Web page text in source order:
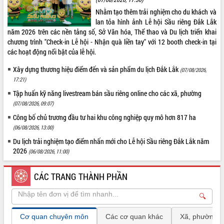
Diễn đàn Kinh tế tư nhân Việt Nam đột phá cơ chế
- Hợp tác công tư
Đề án 06 tạo bước ngoặt đột phá trong cải cách
hành chính tỉnh Đắk Lắk
Kết nối tour, đẩy mạnh chuyển đổi số để phát
triển du lịch Đắk Lắk
Khởi động Dự án Đầu tư xây dựng hạ tầng kỹ
thuật Cụm công nghiệp Tân Tiến
Gặp mặt các cơ quan báo chí nhân Kỷ niệm 101
Đắk Lắk sơ kết 4 năm triển khai thực hiện Đề án
06 của Chính phủ
Họp báo thông tin về Hội nghị Công bố Quy hoạch
và Xúc tiến đầu tư tỉnh Đắk Lắk
Khơi thông điểm nghẽn, đẩy nhanh giải ngân vốn
khắc phục thiên tai
HĐND tỉnh thông qua điều chỉnh Quy hoạch tỉnh
thời kỳ 2021-2030
Hội thảo góp ý hồ sơ điều chỉnh quy hoạch tỉnh
BÌNH CHỌN
Xin ý kiến đánh giá về giao diện, nội
dung, chất lượng cung cấp thông tin
của Cổng thông tin điện tử tỉnh
Rất tốt
Tốt
Trung bình
Kém
Rất kém
Bình chọn Kết quả
Nhằm tạo thêm trải nghiệm cho du khách và
lan tỏa hình ảnh Lễ hội Sầu riêng Đắk Lắk
năm 2026 trên các nền tảng số, Sở Văn hóa, Thể thao và Du lịch triển khai
chương trình "Check-in Lễ hội - Nhận quà liền tay" với 12 booth check-in tại
các hoạt động nổi bật của lễ hội.
Xây dựng thương hiệu điểm đến và sản phẩm du lịch Đắk Lắk (07/08/2026,
17:21)
Tập huấn kỹ năng livestream bán sầu riêng online cho các xã, phường
(07/08/2026, 09:07)
Công bố chủ trương đầu tư hai khu công nghiệp quy mô hơn 817 ha
(06/08/2026, 13:00)
Du lịch trải nghiệm tạo điểm nhấn mới cho Lễ hội Sầu riêng Đắk Lắk năm
2026 (06/08/2026, 11:00)
CÁC TRANG THÀNH PHẦN
🔍
Cơ quan chuyên môn Các cơ quan khác Xã, phường